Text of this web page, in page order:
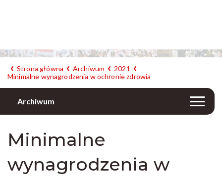
Strona główna Archiwum
2021
Minimalne wynagrodzenia w ochronie zdrowia
Archiwum
Minimalne
wynagrodzenia w